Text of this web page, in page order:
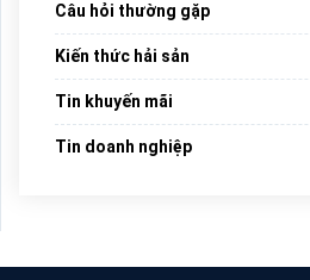
Câu hỏi thường gặp
Kiến thức hải sản
Tin khuyến mãi
Tin doanh nghiệp